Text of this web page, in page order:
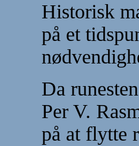
Historisk
på et
Da
Per V.
på at flytte